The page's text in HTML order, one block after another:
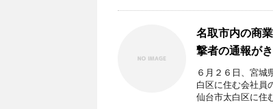
名取市内の商
撃者の通報が
６月２６日、宮城
白区に住む会社員
仙台市太白区に住